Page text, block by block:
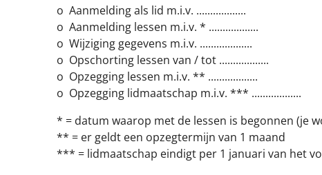
o Aanmelding als lid m.i.v. ..................
o Aanmelding lessen m.i.v. * ..................
o Wijziging gegevens m.i.v. ...................
o Opschorting lessen van / tot ..................
o Opzegging lessen m.i.v. ** ..................
o Opzegging lidmaatschap m.i.v. *** ..................
* = datum waarop met de lessen is begonnen (je
** = er geldt een opzegtermijn van 1 maand
*** = lidmaatschap eindigt per 1 januari van het